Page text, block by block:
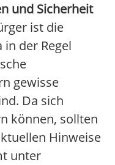
und Sicherheit
ist die
in der Regel
gewisse
Da sich
können, sollten
Hinweise
unter